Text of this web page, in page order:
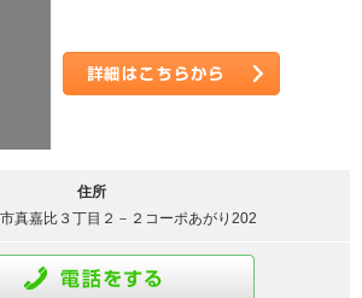
住所
真嘉比３丁目２－２コーポあがり202